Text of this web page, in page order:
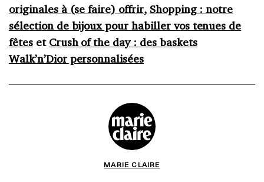
originales à (se faire) offrir, Shopping : notre
sélection de bijoux pour habiller vos tenues de
fêteset Crush of the day : des baskets
Walk’n’Dior personnalisées
MARIE CLAIRE